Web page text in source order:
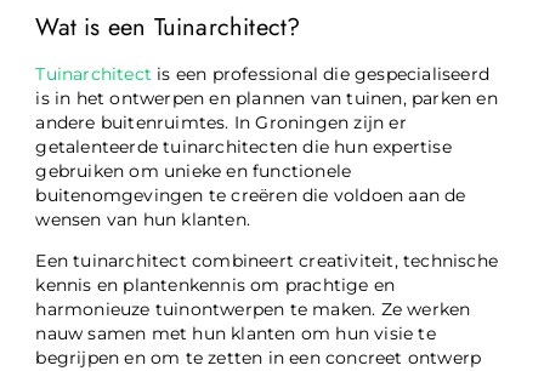
Wat is een Tuinarchitect?
Tuinarchitect is een professional die gespecialiseerd
is in het ontwerpen en plannen van tuinen, parken en
andere buitenruimtes. In Groningen zijn er
getalenteerde tuinarchitecten die hun expertise
gebruiken om unieke en functionele
buitenomgevingen te creëren die voldoen aan de
wensen van hun klanten.
Een tuinarchitect combineert creativiteit, technische
kennis en plantenkennis om prachtige en
harmonieuze tuinontwerpen te maken. Ze werken
nauw samen met hun klanten om hun visie te
begrijpen en om te zetten in een concreet ontwerp